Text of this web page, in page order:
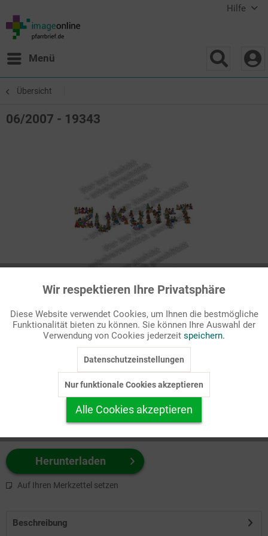
Hilfe
Menü
Übersicht
06/2007 - 19343
Passende Stichworte
Gesellschaft/Politik
zuerst Ihr Produktformat aus.
z.B. Farbe-Grafik, Schwarz-Weiß-Grafik, mit/ohne Text ...
Herunterladen
Auf Ihren Merkzettel setzen
Beschreibung
Funktionale Aktiv
Marketing Inaktiv
Personalisierung Inaktiv
Service
Wir respektieren Ihre Privatsphäre
Diese Website verwendet Cookies, um Ihnen die bestmögliche
Funktionalität bieten zu können. Sie können Ihre Auswahl der
Verwendung von Cookies jederzeit speichern.
Datenschutzeinstellungen
Nur funktionale Cookies akzeptieren
Alle Cookies akzeptieren